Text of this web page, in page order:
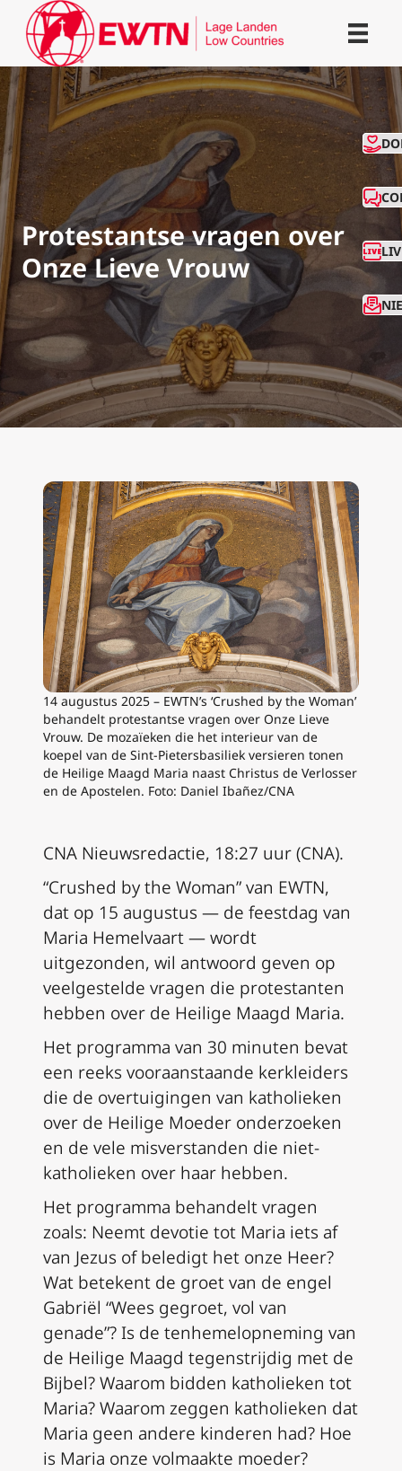
Protestantse vragen over
Onze Lieve Vrouw
14 augustus 2025 – EWTN’s ‘Crushed by the Woman’
behandelt protestantse vragen over Onze Lieve
Vrouw. De mozaïeken die het interieur van de
koepel van de Sint-Pietersbasiliek versieren tonen
de Heilige Maagd Maria naast Christus de Verlosser
en de Apostelen. Foto: Daniel Ibañez/CNA
CNA Nieuwsredactie, 18:27 uur (CNA).
“Crushed by the Woman” van EWTN,
dat op 15 augustus — de feestdag van
Maria Hemelvaart — wordt
uitgezonden, wil antwoord geven op
veelgestelde vragen die protestanten
hebben over de Heilige Maagd Maria.
Het programma van 30 minuten bevat
een reeks vooraanstaande kerkleiders
die de overtuigingen van katholieken
over de Heilige Moeder onderzoeken
en de vele misverstanden die niet-
katholieken over haar hebben.
Het programma behandelt vragen
zoals: Neemt devotie tot Maria iets af
van Jezus of beledigt het onze Heer?
Wat betekent de groet van de engel
Gabriël “Wees gegroet, vol van
genade”? Is de tenhemelopneming van
de Heilige Maagd tegenstrijdig met de
Bijbel? Waarom bidden katholieken tot
Maria? Waarom zeggen katholieken dat
Maria geen andere kinderen had? Hoe
is Maria onze volmaakte moeder?